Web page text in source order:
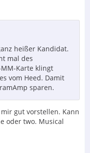
heißer Kandidat.
mal des
Karte klingt
vom Heed. Damit
sparen.
gut vorstellen. Kann
oder two. Musical